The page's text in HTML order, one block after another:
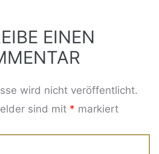
EINEN
wird nicht veröffentlicht.
sind mit * markiert